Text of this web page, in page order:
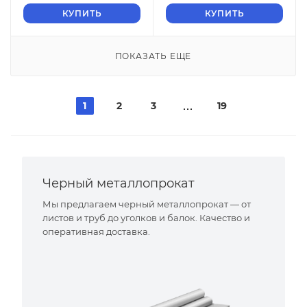
КУПИТЬ КУПИТЬ
ПОКАЗАТЬ ЕЩЕ
1 2 3 19
Черный металлопрокат
Мы предлагаем черный металлопрокат — от
листов и труб до уголков и балок. Качество и
оперативная доставка.